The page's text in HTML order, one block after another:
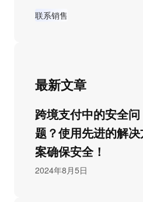
联系销售
最新文章
跨境支付中的安全问
题？使用先进的解
案确保安全！
2024年8月5日